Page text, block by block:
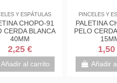
PINTURA PARA TELA
PINCEL CERDAS
BLANCA 08 CURTO
LIJADO ACRILEX 66061
Añadir al carrito